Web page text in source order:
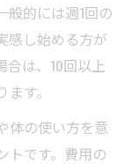
般的には週1回の
感し始める方が
合は、10回以上
す。
体の使い方を意
トです。費用の